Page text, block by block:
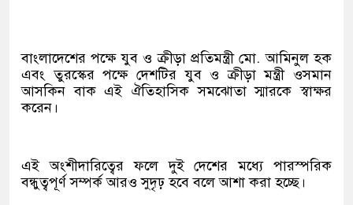
বাংলাদেশের পক্ষে যুব ও ক্রীড়া প্রতিমন্ত্রী মো. আমিনুল হক
এবং তুরস্কের পক্ষে দেশটির যুব ও ক্রীড়া মন্ত্রী ওসমান
আসকিন বাক এই ঐতিহাসিক সমঝোতা স্মারকে স্বাক্ষর
করেন।
এই অংশীদারিত্বের ফলে দুই দেশের মধ্যে পারস্পরিক
বন্ধুত্বপূর্ণ সম্পর্ক আরও সুদৃঢ় হবে বলে আশা করা হচ্ছে।